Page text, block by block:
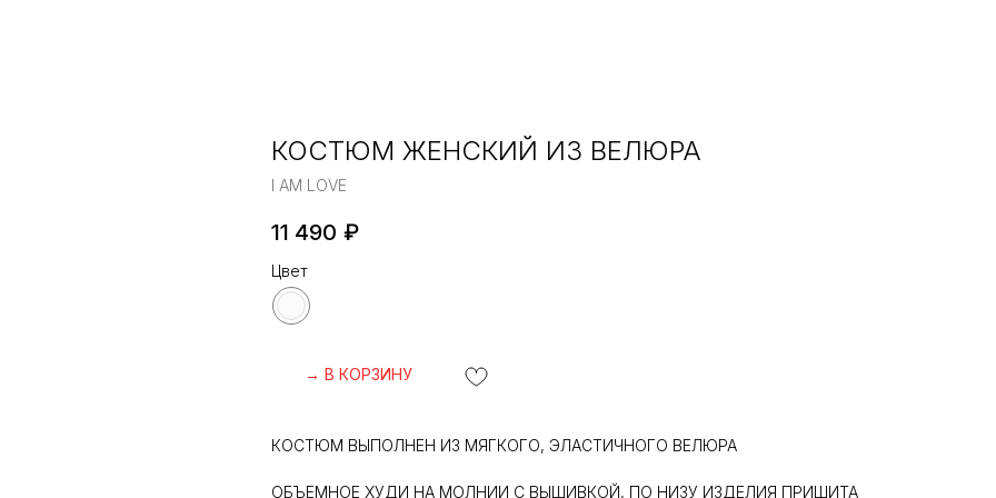
КОСТЮМ ЖЕНСКИЙ ИЗ ВЕЛЮРА
I AM LOVE
11 490 ₽
Цвет
→ В КОРЗИНУ
КОСТЮМ ВЫПОЛНЕН ИЗ МЯГКОГО, ЭЛАСТИЧНОГО ВЕЛЮРА
ОБЪЕМНОЕ ХУДИ НА МОЛНИИ С ВЫШИВКОЙ, ПО НИЗУ ИЗДЕЛИЯ ПРИШИТА